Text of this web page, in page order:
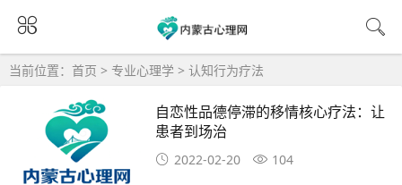
当前位置： 首页 > 专业心理学 > 认知行为疗法
自恋性品德停滞的移情核心疗法：让
患者到场治
2022-02-20 104